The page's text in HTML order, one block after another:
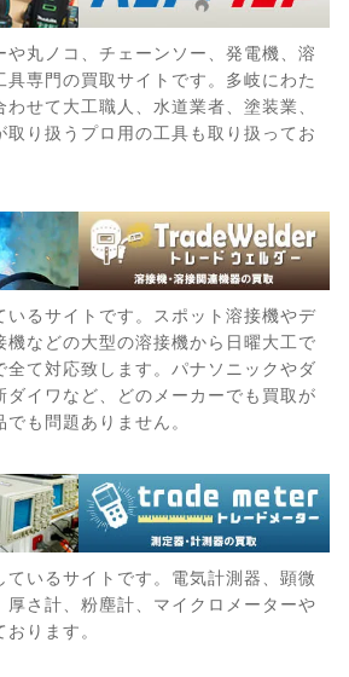
や丸ノコ、チェーンソー、発電機、溶
専門の買取サイトです。多岐にわた
せて大工職人、水道業者、塗装業、
取り扱うプロ用の工具も取り扱ってお
いるサイトです。スポット溶接機やデ
機などの大型の溶接機から日曜大工で
全て対応致します。パナソニックやダ
ダイワなど、どのメーカーでも買取が
も問題ありません。
ているサイトです。電気計測器、顕微
厚さ計、粉塵計、マイクロメーターや
ります。